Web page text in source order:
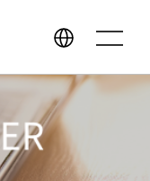
영역
오에너지